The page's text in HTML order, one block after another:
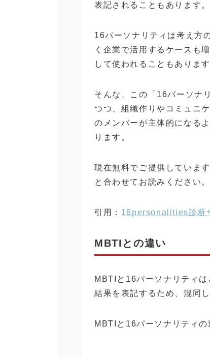
表記されることもあります。
16パーソナリティは考え方
く企業で活用するケースも
して使われることもあります
そんな、この「16パーソナ
つつ、組織作りやコミュニ
のメンバーが主体的になる
ります。
現在無料でご提供していま
と合わせてお読みください。
引用： 16personalities診断
MBTIとの違い
MBTIと16パーソナリティ
結果を表記するため、混同
MBTIと16パーソナリティの